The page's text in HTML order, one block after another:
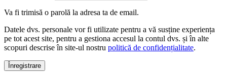
Va fi trimisă o parolă la adresa ta de email.
Datele dvs. personale vor fi utilizate pentru a vă susține experiența
pe tot acest site, pentru a gestiona accesul la contul dvs. și în alte
scopuri descrise în site-ul nostru politică de confidențialitate.
Înregistrare